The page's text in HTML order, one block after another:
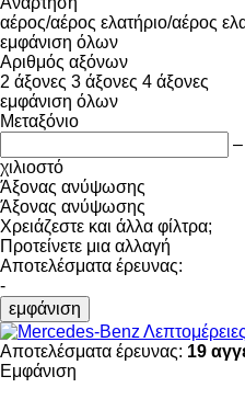
αέρος/αέρος ελατήριο/αέρος
εμφάνιση όλων
Αριθμός αξόνων
2 άξονες 3 άξονες 4 άξονες
εμφάνιση όλων
Μεταξόνιο
–
χιλιοστό
Άξονας ανύψωσης
Άξονας ανύψωσης
Χρειάζεστε και άλλα φίλτρα;
Προτείνετε μια αλλαγή
Αποτελέσματα έρευνας:
-
εμφάνιση
Αποτελέσματα έρευνας: 19
Εμφάνιση